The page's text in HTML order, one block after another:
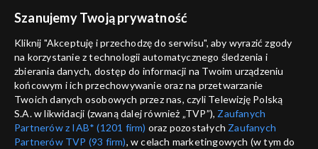
ANULUJ
informacje o dostawcy usług
Szanujemy Twoją prywatność
Kliknij "Akceptuję i przechodzę do serwisu", aby wyrazić zgody
na korzystanie z technologii automatycznego śledzenia i
zbierania danych, dostęp do informacji na Twoim urządzeniu
końcowym i ich przechowywanie oraz na przetwarzanie
Twoich danych osobowych przez nas, czyli Telewizję Polską
S.A. w likwidacji (zwaną dalej również „TVP”), Zaufanych
Partnerów z IAB* (1201 firm) oraz pozostałych Zaufanych
Partnerów TVP (93 firm), w celach marketingowych (w tym do